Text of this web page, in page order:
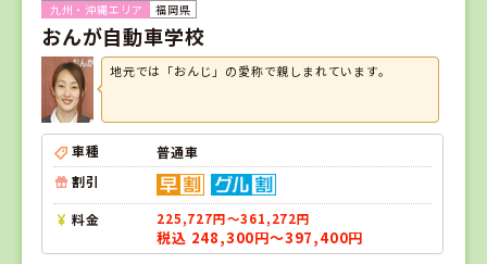
福岡県
おんが自動車学校
地元では「おんじ」の愛称で親しまれています。
車種
普通車
割引
料金 225,727円～361,272円
税込 248,300円～397,400円